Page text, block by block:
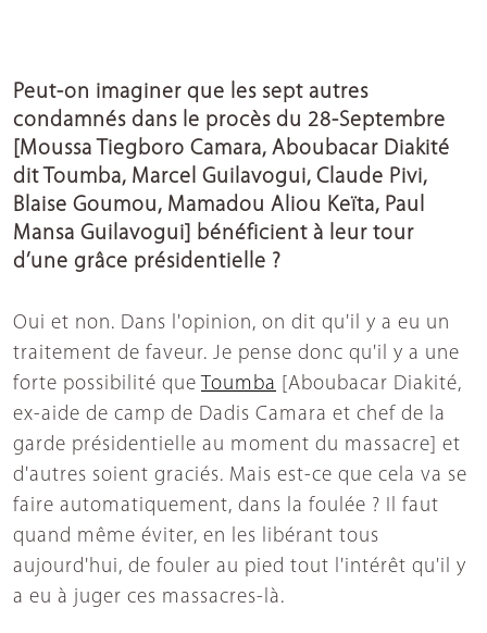
Peut-on imaginer que les sept autres
condamnés dans le procès du 28-Septembre
[Moussa Tiegboro Camara, Aboubacar Diakité
dit Toumba, Marcel Guilavogui, Claude Pivi,
Blaise Goumou, Mamadou Aliou Keïta, Paul
Mansa Guilavogui] bénéficient à leur tour
d’une grâce présidentielle ?
Oui et non. Dans l'opinion, on dit qu'il y a eu un
traitement de faveur. Je pense donc qu'il y a une
forte possibilité que Toumba
[Aboubacar Diakité,
ex-aide de camp de Dadis Camara et chef de la
garde présidentielle au moment du massacre] et
d'autres soient graciés. Mais est-ce que cela va se
faire automatiquement, dans la foulée ? Il faut
quand même éviter, en les libérant tous
aujourd'hui, de fouler au pied tout l'intérêt qu'il y
a eu à juger ces massacres-là.